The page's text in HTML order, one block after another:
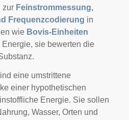
zur Feinstrommessung,
Frequenzcodierung in
wie Bovis-Einheiten
sie bewerten die
eine umstrittene
einer hypothetischen
Energie. Sie sollen
Wasser, Orten und